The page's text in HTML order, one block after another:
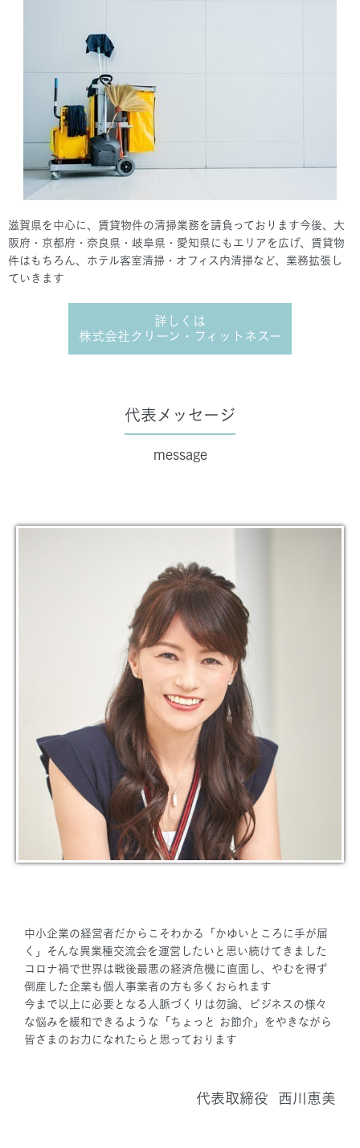
滋賀県を中心に、賃貸物件の清掃業務を請負っております今後、大
阪府・京都府・奈良県・岐阜県・愛知県にもエリアを広げ、賃貸物
件はもちろん、ホテル客室清掃・オフィス内清掃など、業務拡張し
ていきます
詳しくは
株式会社クリーン・フィットネスー
代表メッセージ
message
中小企業の経営者だからこそわかる「かゆいところに手が届
く」そんな異業種交流会を運営したいと思い続けてきました
コロナ禍で世界は戦後最悪の経済危機に直面し、やむを得ず
倒産した企業も個人事業者の方も多くおられます
今まで以上に必要となる人脈づくりは勿論、ビジネスの様々
な悩みを緩和できるような「ちょっと お節介」をやきながら
皆さまのお力になれたらと思っております
代表取締役 西川恵美